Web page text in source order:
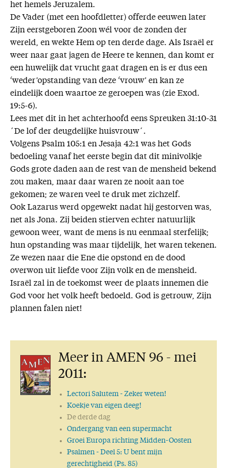
het hemels Jeruzalem.
De Vader (met een hoofdletter) offerde eeuwen later
Zijn eerstgeboren Zoon wél voor de zonden der
wereld, en wekte Hem op ten derde dage. Als Israël er
weer naar gaat jagen de Heere te kennen, dan komt er
een huwelijk dat vrucht gaat dragen en is er dus een
‘weder’opstanding van deze ‘vrouw’ en kan ze
eindelijk doen waartoe ze geroepen was (zie Exod.
19:5-6).
Lees met dit in het achterhoofd eens Spreuken 31:10-31
´De lof der deugdelijke huisvrouw´.
Volgens Psalm 105:1 en Jesaja 42:1 was het Gods
bedoeling vanaf het eerste begin dat dit minivolkje
Gods grote daden aan de rest van de mensheid bekend
zou maken, maar daar waren ze nooit aan toe
gekomen; ze waren veel te druk met zichzelf.
Ook Lazarus werd opgewekt nadat hij gestorven was,
net als Jona. Zij beiden stierven echter natuurlijk
gewoon weer, want de mens is nu eenmaal sterfelijk;
hun opstanding was maar tijdelijk, het waren tekenen.
Ze wezen naar die Ene die opstond en de dood
overwon uit liefde voor Zijn volk en de mensheid.
Israël zal in de toekomst weer de plaats innemen die
God voor het volk heeft bedoeld. God is getrouw, Zijn
plannen falen niet!
Meer in AMEN 96 - mei
2011:
Lectori Salutem- Zeker weten!
Koekje van eigen deeg!
De derde dag
Ondergang van een supermacht
Groei Europa richting Midden-Oosten
Psalmen- Deel 5: U bent mijn
gerechtigheid (Ps. 85)